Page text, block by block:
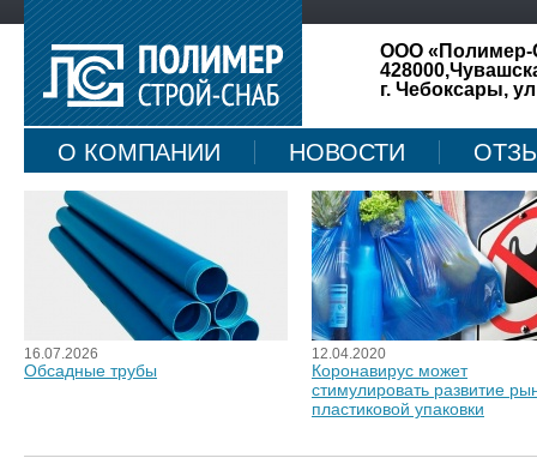
ООО «Полимер-
г. Чебоксары,
О КОМПАНИИ НОВОСТИ
КАРТА САЙТА
16.07.2026
Обсадные трубы
12.04.2020
Коронавирус может
стимулировать развитие
пластиковой упаковки